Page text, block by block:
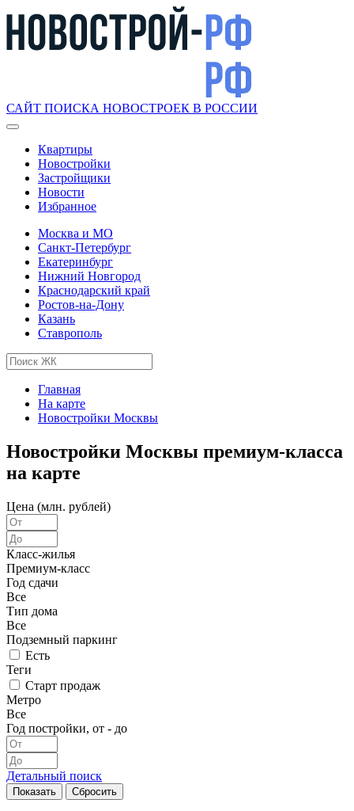
САЙТ ПОИСКА НОВОСТРОЕК В РОССИИ
Квартиры
Новостройки
Застройщики
Новости
Избранное
Москва и МО
Санкт-Петербург
Екатеринбург
Нижний Новгород
Краснодарский край
Ростов-на-Дону
Казань
Ставрополь
Главная
На карте
Новостройки Москвы
Новостройки Москвы премиум-класса
на карте
Цена (млн. рублей)
Класс-жилья
Премиум-класс
Год сдачи
Все
Тип дома
Все
Подземный паркинг
Есть
Теги
Старт продаж
Метро
Все
Год постройки, от - до
Детальный поиск